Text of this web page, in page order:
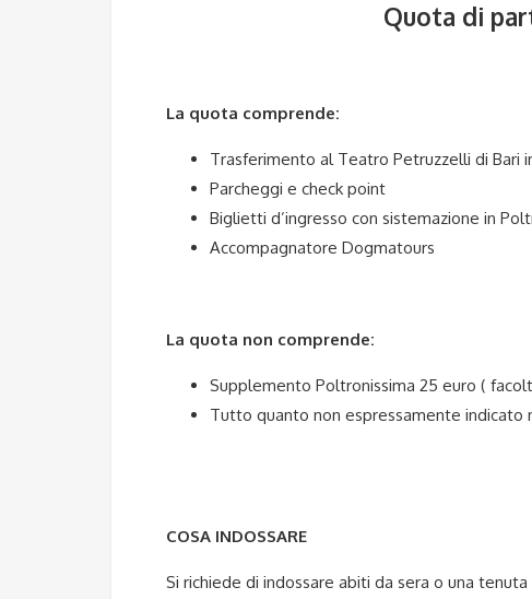
Quota di
La quota comprende:
Trasferimento al Teatro Petruzzelli di Bari
Parcheggi e check point
Biglietti d’ingresso con sistemazione in
Accompagnatore Dogmatours
La quota non comprende:
Supplemento Poltronissima 25 euro (
Tutto quanto non espressamente indicato
COSA INDOSSARE
Si richiede di indossare abiti da sera o una